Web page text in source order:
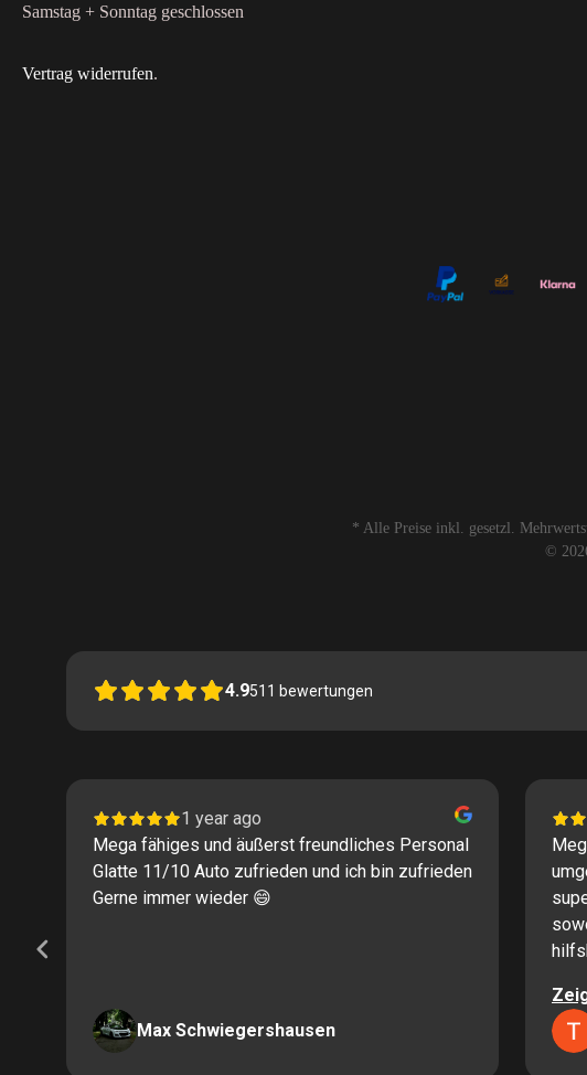
Samstag + Sonntag geschlossen
Vertrag widerrufen.
* Alle Preise inkl. gesetzl.
©
4.9511 bewertungen
1 year ago
Mega fähiges und äußerst freundliches Personal
Glatte 11/10 Auto zufrieden und ich bin zufrieden
Gerne immer wieder 😄
Max Schwiegershausen